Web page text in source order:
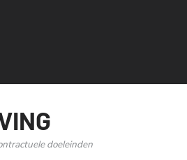
doeleinden